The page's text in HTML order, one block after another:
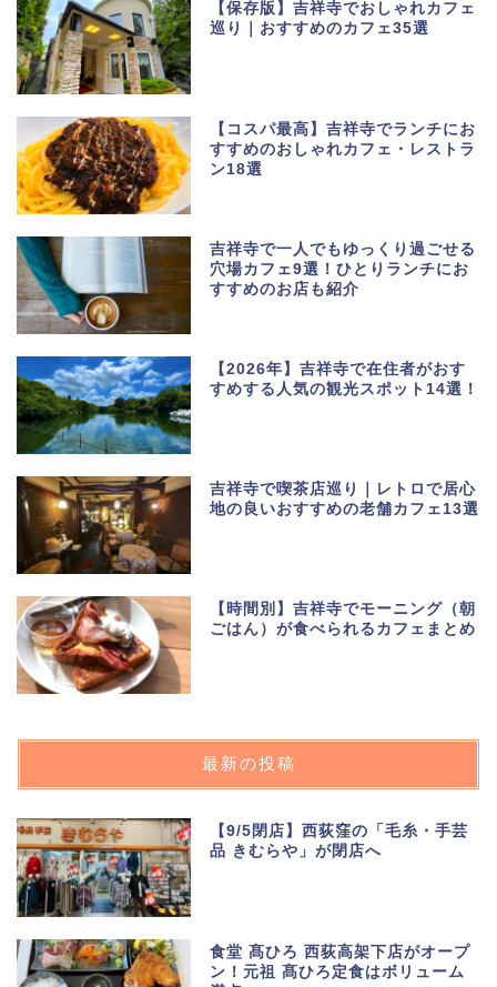
【保存版】吉祥寺でおしゃれカフェ
巡り｜おすすめのカフェ35選
【コスパ最高】吉祥寺でランチにお
すすめのおしゃれカフェ・レストラ
ン18選
吉祥寺で一人でもゆっくり過ごせる
穴場カフェ9選！ひとりランチにお
すすめのお店も紹介
【2026年】吉祥寺で在住者がおす
すめする人気の観光スポット14選！
吉祥寺で喫茶店巡り｜レトロで居心
地の良いおすすめの老舗カフェ13選
【時間別】吉祥寺でモーニング（朝
ごはん）が食べられるカフェまとめ
最新の投稿
【9/5閉店】西荻窪の「毛糸・手芸
品 きむらや」が閉店へ
食堂 髙ひろ 西荻高架下店がオープ
ン！元祖 髙ひろ定食はボリューム